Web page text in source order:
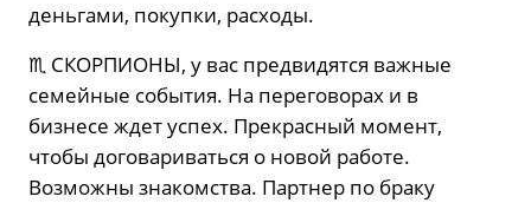
деньгами, покупки, расходы.
♏️ СКОРПИОНЫ, у вас предвидятся важные
семейные события. На переговорах и в
бизнесе ждет успех. Прекрасный момент,
чтобы договариваться о новой работе.
Возможны знакомства. Партнер по браку